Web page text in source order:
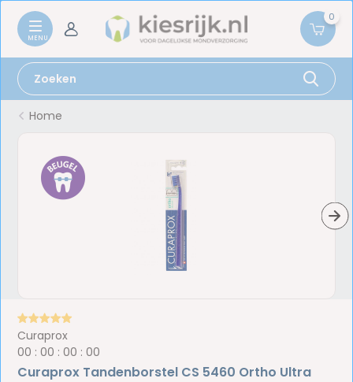
0
Home
Curaprox
00 :00 :00 :00
Curaprox Tandenborstel CS 5460 Ortho Ultra